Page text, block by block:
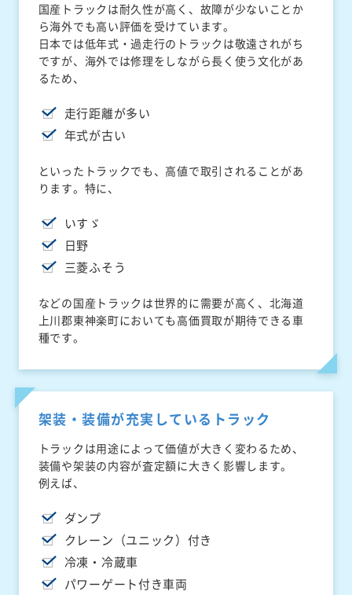
国産トラックは耐久性が高く、故障が少ないことか
ら海外でも高い評価を受けています。
日本では低年式・過走行のトラックは敬遠されがち
ですが、海外では修理をしながら長く使う文化があ
るため、
走行距離が多い
年式が古い
といったトラックでも、高値で取引されることがあ
ります。特に、
いすゞ
日野
三菱ふそう
などの国産トラックは世界的に需要が高く、北海道
上川郡東神楽町においても高価買取が期待できる車
種です。
架装・装備が充実しているトラック
トラックは用途によって価値が大きく変わるため、
装備や架装の内容が査定額に大きく影響します。
例えば、
ダンプ
クレーン（ユニック）付き
冷凍・冷蔵車
パワーゲート付き車両